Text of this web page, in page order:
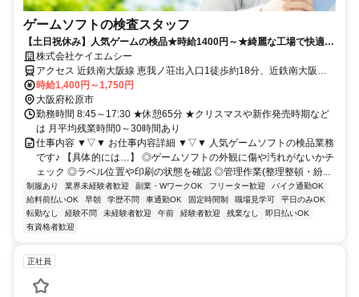
ゲームソフトの検査スタッフ
【土日祝休み】人気ゲームの検品★時給1400円～★綺麗な工場で快適作
業♪鍵付きロッカーあり◎
株式会社ケイエムシー
アクセス 近鉄南大阪線 恵我ノ荘出入口1徒歩約18分、近鉄南大阪線
河内松原徒歩約27分 「恵我ノ荘駅」「河内松原駅」より車6分 ★
車・バイク・自転車通勤OK！
時給1,400円～1,750円
大阪府松原市
勤務時間 8:45～17:30 ★休憩65分 ★クリスマスや新作発売時期など
は 月平均残業時間0～30時間あり
仕事内容 ▼▽▼ お仕事内容詳細 ▼▽▼ 人気ゲームソフトの検品業務
です♪ 【具体的には…】 ◎ゲームソフトの外観に傷や汚れがないかチ
ェック ◎ラベル位置や印刷の状態を確認 ◎管理作業(整理整頓・紛...
制服あり 業界未経験者歓迎 副業・WワークOK フリーター歓迎
バイク通勤OK
給料前払いOK
早朝 学歴不問 車通勤OK 固定時間制 職場見学可
平日のみOK
転勤なし
経験不問 未経験者歓迎 午前 経験者歓迎 残業なし
即日払いOK
有資格者歓迎
正社員